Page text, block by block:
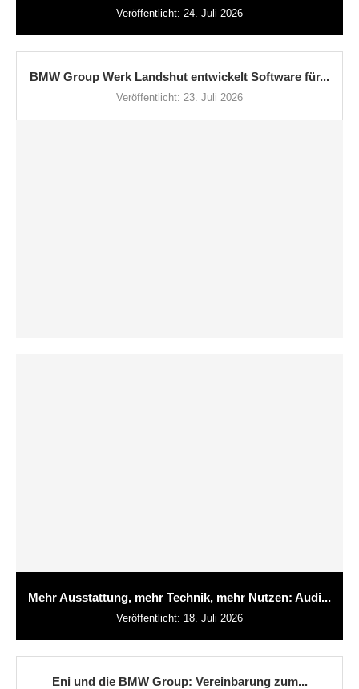
Veröffentlicht: 24. Juli 2026
BMW Group Werk Landshut entwickelt Software für...
Veröffentlicht: 23. Juli 2026
Mehr Ausstattung, mehr Technik, mehr Nutzen: Audi...
Veröffentlicht: 18. Juli 2026
Eni und die BMW Group: Vereinbarung zum...